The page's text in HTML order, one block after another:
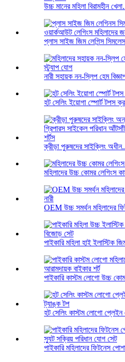
উচ্চ মানের মহিলা বিরামহীন
প্লাস সাইজ জিম লেগিন্স
নারী সহায়ক নন-স্লিপ হেম
হট সেলিং ইয়োগা স্পোর্ট টপস
ক্রীড়া পুরুষদের সাইক্লিং
মহিলাদের উচ্চ কোমর লেগিংস
OEM উচ্চ সমর্থন মহিলাদের
পাইকারি মহিলা হাই ইলাস্টিক
পাইকারি কাস্টম লোগো উচ্চ
হট সেলিং কাস্টম লোগো
পাইকারি মহিলাদের ফিটনেস